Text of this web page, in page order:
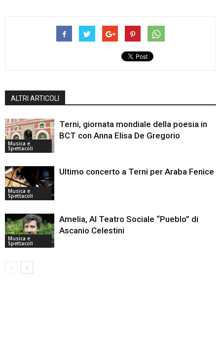
ALTRI ARTICOLI
Musica e
Spettacoli
Terni, giornata mondiale della poesia in
BCT con Anna Elisa De Gregorio
Musica e
Spettacoli
Ultimo concerto a Terni per Araba Fenice
Musica e
Spettacoli
Amelia, Al Teatro Sociale “Pueblo” di
Ascanio Celestini